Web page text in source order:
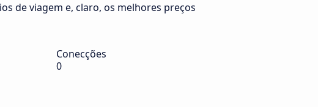
de viagem e, claro, os melhores preços
Conecções
0